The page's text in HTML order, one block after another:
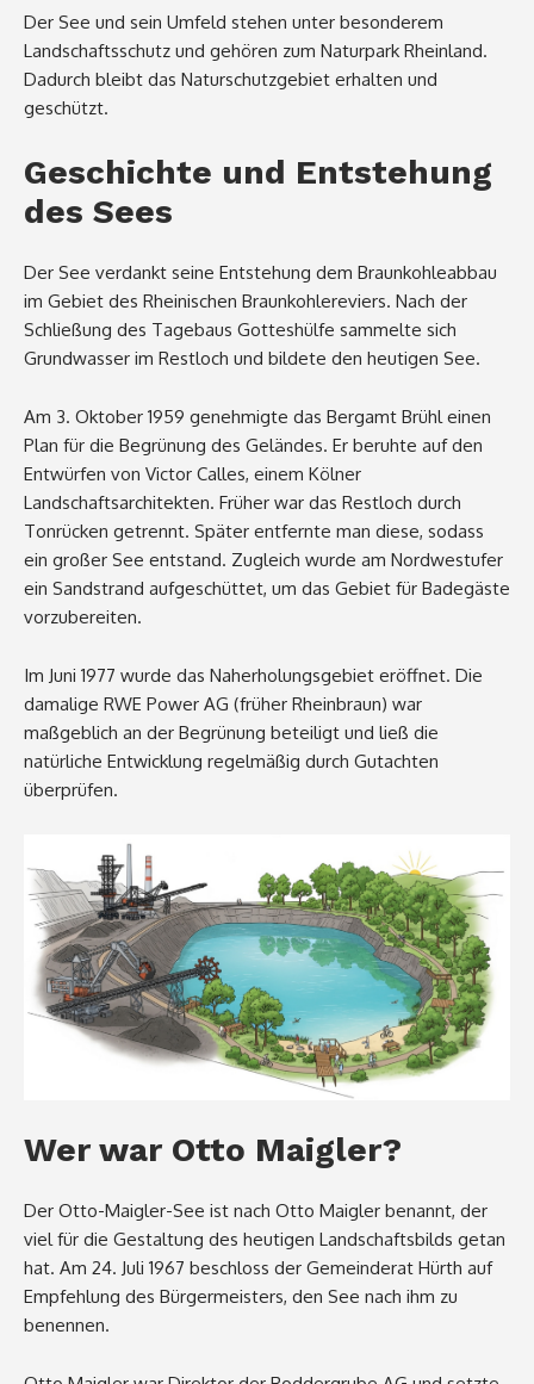
Der See und sein Umfeld stehen unter besonderem
Landschaftsschutz und gehören zum Naturpark Rheinland.
Dadurch bleibt das Naturschutzgebiet erhalten und
geschützt.
Geschichte und Entstehung
des Sees
Der See verdankt seine Entstehung dem Braunkohleabbau
im Gebiet des Rheinischen Braunkohlereviers. Nach der
Schließung des Tagebaus Gotteshülfe sammelte sich
Grundwasser im Restloch und bildete den heutigen See.
Am 3. Oktober 1959 genehmigte das Bergamt Brühl einen
Plan für die Begrünung des Geländes. Er beruhte auf den
Entwürfen von Victor Calles, einem Kölner
Landschaftsarchitekten. Früher war das Restloch durch
Tonrücken getrennt. Später entfernte man diese, sodass
ein großer See entstand. Zugleich wurde am Nordwestufer
ein Sandstrand aufgeschüttet, um das Gebiet für Badegäste
vorzubereiten.
Im Juni 1977 wurde das Naherholungsgebiet eröffnet. Die
damalige RWE Power AG (früher Rheinbraun) war
maßgeblich an der Begrünung beteiligt und ließ die
natürliche Entwicklung regelmäßig durch Gutachten
überprüfen.
Wer war Otto Maigler?
Der Otto-Maigler-See ist nach Otto Maigler benannt, der
viel für die Gestaltung des heutigen Landschaftsbilds getan
hat. Am 24. Juli 1967 beschloss der Gemeinderat Hürth auf
Empfehlung des Bürgermeisters, den See nach ihm zu
benennen.